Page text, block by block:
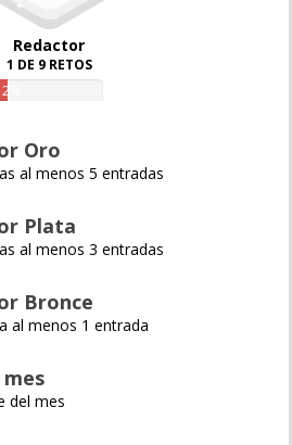
Redactor
1 DE 9 RETOS
Oro
al menos 5 entradas
Plata
al menos 3 entradas
Bronce
al menos 1 entrada
del mes